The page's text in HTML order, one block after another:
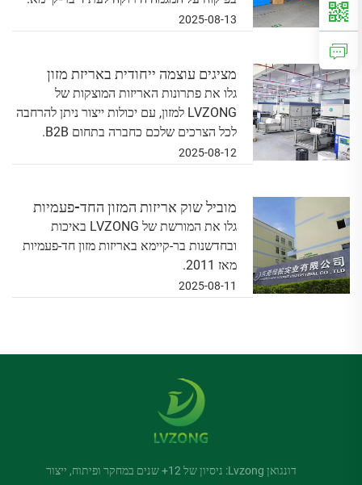
2025-08-13
מציגים עוצמה ייחודית באריזת מזון
באמצעות יכולות ייצור חזקות וניתנות
להקצנה
גלו את פתרונות האריזות המוצקות של
LVZONG למזון, עם יכולות ייצור ניתן להרחבה
לכל הצרכים שלכם כחברה בתחום B2B.
2025-08-12
מוביל שוק אריזות המזון החד-פעמיות
מאז 2011: מורשת של איכות וחדשנות
ברת קיימא
גלו את המורשת של LVZONG באיכות
ובחדשנות בר-קיימא באריזות מזון חד-פעמיות
מאז 2011.
2025-08-11
דונגואן Lvzong: ניסיון של 12+ שנים במחקר ופיתוח, ייצור